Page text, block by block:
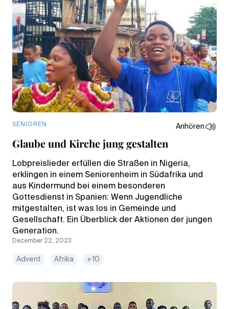
SENIOREN Anhören
Glaube und Kirche jung gestalten
Lobpreislieder erfüllen die Straßen in Nigeria,
erklingen in einem Seniorenheim in Südafrika und
aus Kindermund bei einem besonderen
Gottesdienst in Spanien: Wenn Jugendliche
mitgestalten, ist was los in Gemeinde und
Gesellschaft. Ein Überblick der Aktionen der jungen
Generation.
Dezember 22, 2023
Advent Afrika +10